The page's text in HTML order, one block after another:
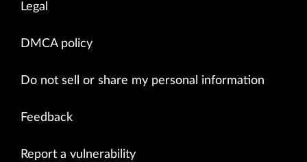
Legal
DMCA policy
Do not sell or share my personal information
Feedback
Report a vulnerability